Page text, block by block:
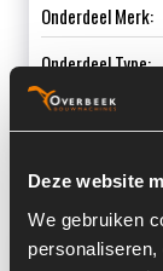
Deze website
We gebruiken
Onderdeel Merk:
Onderdeel Type:
Onderdeel nummer:
Informatie